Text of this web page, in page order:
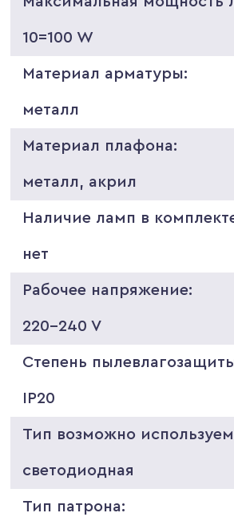
10=100 W
Материал арматуры:
металл
Материал плафона:
металл, акрил
Наличие ламп в
нет
Рабочее напряжение:
220-240 V
Степень
IP20
Тип возможно
светодиодная
Тип патрона: